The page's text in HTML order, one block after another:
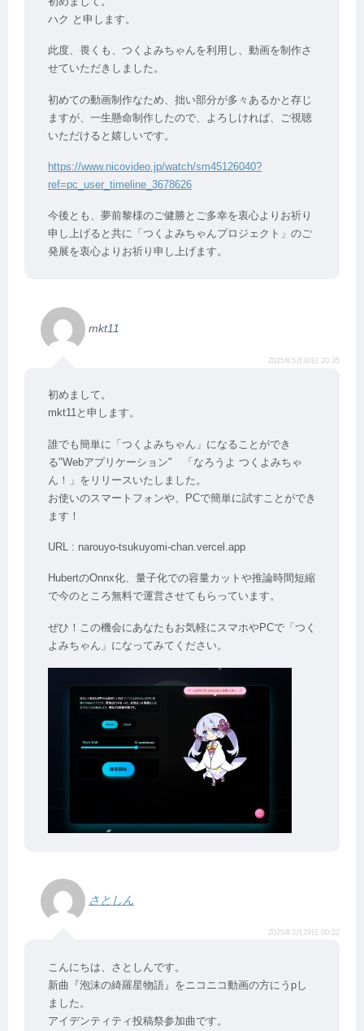
ハク と申します。
此度、畏くも、つくよみちゃんを利用し、動画を制作さ
せていただきしました。
初めての動画制作なため、拙い部分が多々あるかと存じ
ますが、一生懸命制作したので、よろしければ、ご視聴
いただけると嬉しいです。
https://www.nicovideo.jp/watch/sm45126040?
ref=pc_user_timeline_3678626
今後とも、夢前黎様のご健勝とご多幸を衷心よりお祈り
申し上げると共に「つくよみちゃんプロジェクト」のご
発展を衷心よりお祈り申し上げます。
mkt11
2025年5月30日 20:35
初めまして。
mkt11と申します。
誰でも簡単に「つくよみちゃん」になることができ
る"Webアプリケーション" 「なろうよ つくよみちゃ
ん！」をリリースいたしました。
お使いのスマートフォンや、PCで簡単に試すことができ
ます！
URL : narouyo-tsukuyomi-chan.vercel.app
HubertのOnnx化、量子化での容量カットや推論時間短縮
で今のところ無料で運営させてもらっています。
ぜひ！この機会にあなたもお気軽にスマホやPCで「つく
よみちゃん」になってみてください。
さとしん
2025年3月29日 00:22
こんにちは、さとしんです。
新曲『泡沫の綺羅星物語』をニコニコ動画の方にうpし
ました。
アイデンティティ投稿祭参加曲です。